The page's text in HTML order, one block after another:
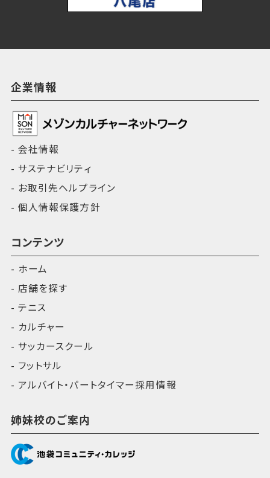
企業情報
会社情報
サステナビリティ
お取引先ヘルプライン
個人情報保護方針
コンテンツ
ホーム
店舗を探す
テニス
カルチャー
サッカースクール
フットサル
アルバイト・パートタイマー採用情報
姉妹校のご案内